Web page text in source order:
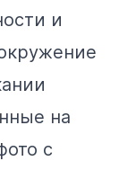
и
на
с